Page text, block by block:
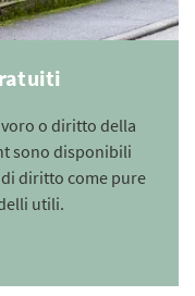
o diritto della
sono disponibili
diritto come pure
utili.